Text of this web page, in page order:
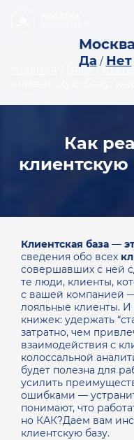
Да / Нет
блог / статьи
Как
клиентскую
Клиентская база —
сведения обо всех
совершавших с ней
те люди, клиенты,
с вашей компанией —
лояльные клиенты.
книжек: удержать
затратно, чем
взаимодействия с
колоссальной
будет полезна для
усилить
ошибками —
понимают, что
но КАК?Даем вам
клиентскую базу.